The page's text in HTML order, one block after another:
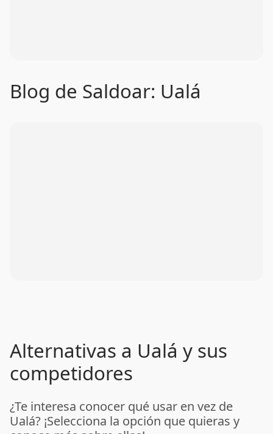
Blog de Saldoar: Ualá
Alternativas a Ualá y sus
competidores
¿Te interesa conocer qué usar en vez de
Ualá? ¡Selecciona la opción que quieras y